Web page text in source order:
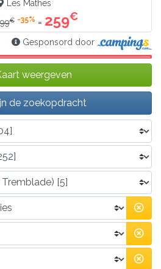
Les Mathes
€ -35% = 259€
Gesponsord door
weergeven
de zoekopdracht